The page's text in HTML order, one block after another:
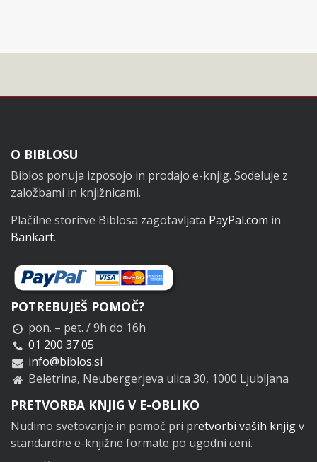
Noga
O BIBLOSU
Biblos ponuja izposojo in prodajo e-knjig. Sodeluje z
založbami in knjižnicami.
Plačilne storitve Biblosa zagotavljata PayPal.com in
Bankart.
POTREBUJEŠ POMOČ?
pon. – pet. / 9h do 16h
01 200 37 05
info@biblos.si
Beletrina, Neubergerjeva ulica 30, 1000 Ljubljana
PRETVORBA KNJIG V E-OBLIKO
Nudimo svetovanje in pomoč pri pretvorbi vaših knjigv
standardne e-knjižne formate po ugodni ceni.